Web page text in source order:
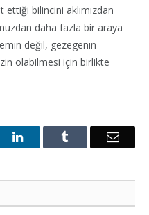
bilincini aklımızdan
daha fazla bir araya
değil, gezegenin
olabilmesi için birlikte
LinkedIn Email